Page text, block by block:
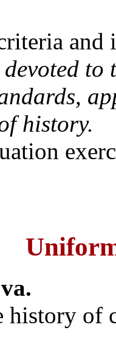
and
history.
history of